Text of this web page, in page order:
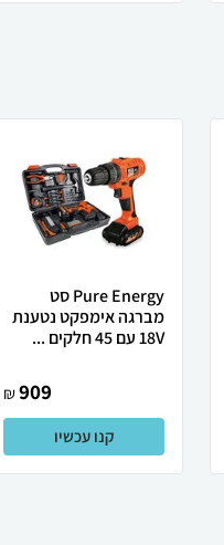
Pure Energy סט
מברגה אימפקט נטענת
18V עם 45 חלקים ...
909
₪
קנו עכשיו